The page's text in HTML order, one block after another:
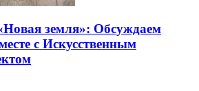
земля»: Обсуждаем
с Искусственным